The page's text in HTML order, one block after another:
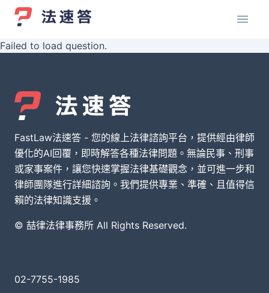
Failed to load question.
FastLaw法速答 - 您的線上法律諮詢平台，提供經由律師
優化的AI回覆，即時解答各種法律問題。無論民事、刑事
或家事案件，讓您快速掌握法律基礎觀念，並可進一步和
律師團隊進行詳細諮詢。我們提供專業、準確、且值得信
賴的法律知識支援。
© 喆律法律事務所 All Rights Reserved.
02-7755-1985